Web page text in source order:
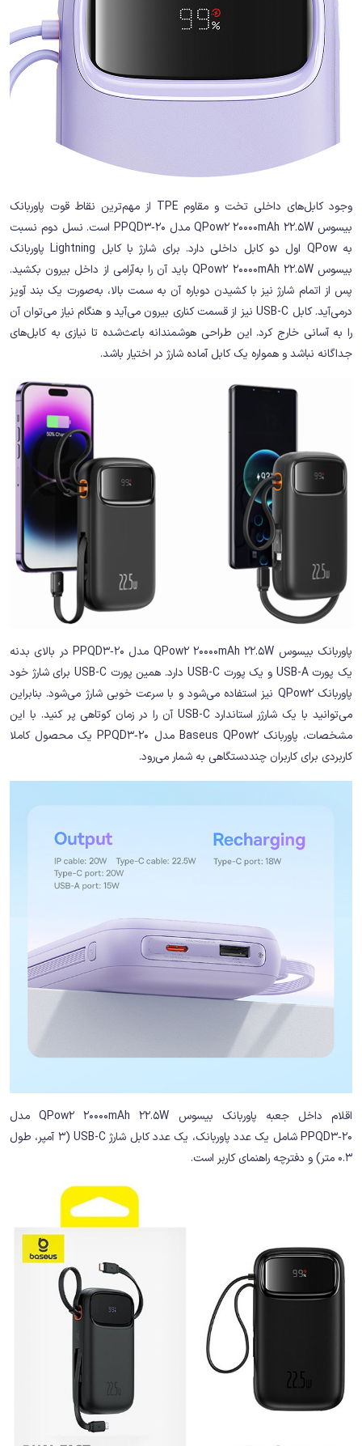
وجود کابل‌های داخلی تخت و مقاوم TPE از مهم‌ترین نقاط قوت پاوربانک
بیسوس QPow2 20000mAh 22.5W مدل PPQD3‑20 است. نسل دوم نسبت
به QPow اول دو کابل داخلی دارد. برای شارژ با کابل Lightning پاوربانک
بیسوس QPow2 20000mAh 22.5W باید آن را به‌آرامی از داخل بیرون بکشید.
پس از اتمام شارژ نیز با کشیدن دوباره آن به سمت بالا، به‌صورت یک بند آویز
درمی‌آید. کابل USB-C نیز از قسمت کناری بیرون می‌آید و هنگام نیاز می‌توان آن
را به آسانی خارج کرد. این طراحی هوشمندانه باعث‌شده تا نیازی به کابل‌های
جداگانه نباشد و همواره یک کابل آماده شارژ در اختیار باشد.
پاوربانک بیسوس QPow2 20000mAh 22.5W مدل PPQD3‑20 در بالای بدنه
یک پورت USB-A و یک پورت USB-C دارد. همین پورت USB-C برای شارژ خود
پاوربانک QPow2 نیز استفاده می‌شود و با سرعت خوبی شارژ می‌شود. بنابراین
می‌توانید با یک شارژر استاندارد USB-C آن را در زمان کوتاهی پر کنید. با این
مشخصات، پاوربانک Baseus QPow2 مدل PPQD3‑20 یک محصول کاملا
کاربردی برای کاربران چنددستگاهی به شمار می‌رود.
اقلام داخل جعبه پاوربانک بیسوس QPow2 20000mAh 22.5W مدل
PPQD3‑20 شامل یک عدد پاوربانک، یک عدد کابل شارژ USB-C (3 آمپر، طول
0.3 متر) و دفترچه راهنمای کاربر است.